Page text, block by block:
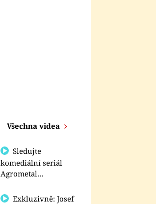
Všechna videa
Sledujte
komediální seriál
Agrometal
prima+
Exkluzivně: Josef